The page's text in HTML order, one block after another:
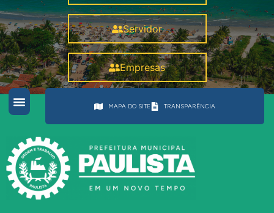
Servidor
Empresas
MAPA DO SITE TRANSPARÊNCIA